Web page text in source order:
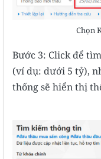
Chọn
Bước 3: Click để
(ví dụ: dưới 5 tỷ),
thống sẽ hiển thị